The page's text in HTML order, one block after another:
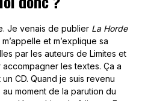
Je venais de publier La Horde
et m’explique sa
par les auteurs de Limites et
les textes. Ça a
CD. Quand je suis revenu
moment de la parution du